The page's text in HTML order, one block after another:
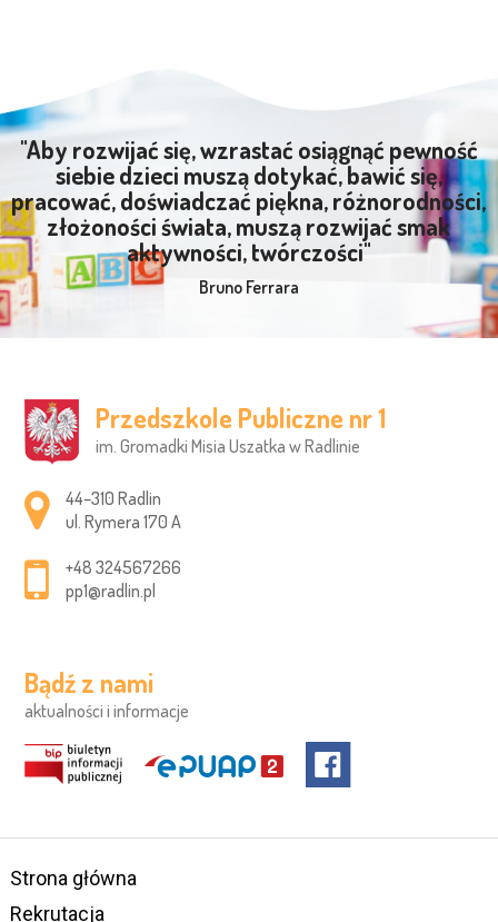
"Aby rozwijać się, wzrastać osiągnąć pewność
siebie dzieci muszą dotykać, bawić się,
pracować, doświadczać piękna, różnorodności,
złożoności świata, muszą rozwijać smak
aktywności, twórczości"
Bruno Ferrara
Przedszkole Publiczne nr 1
im. Gromadki Misia Uszatka w Radlinie
Adres pocztowy:
44–310 Radlin
ul. Rymera 170 A
+48 324567266
pp1@radlin.pl
Bądź z nami
aktualności i informacje
Strona główna
Rekrutacja